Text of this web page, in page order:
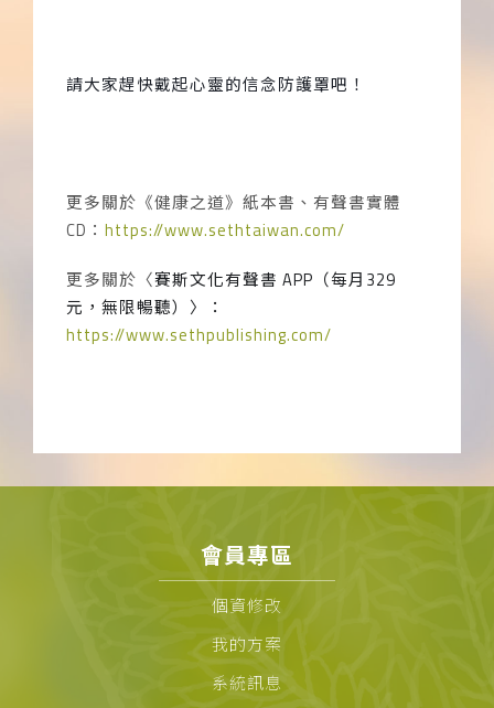
請大家趕快戴起心靈的信念防護罩吧！
更多關於《健康之道》紙本書、有聲書實體
CD ： https://www.sethtaiwan.com/
更多關於〈賽斯文化有聲書 APP （每月 329
元，無限暢聽）〉：
https://www.sethpublishing.com/
會員專區
個資修改
我的方案
系統訊息